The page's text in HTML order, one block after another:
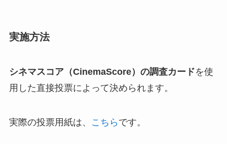
実施方法
シネマスコア（CinemaScore）の調査カードを使
用した直接投票によって決められます。
実際の投票用紙は、 こちら です。